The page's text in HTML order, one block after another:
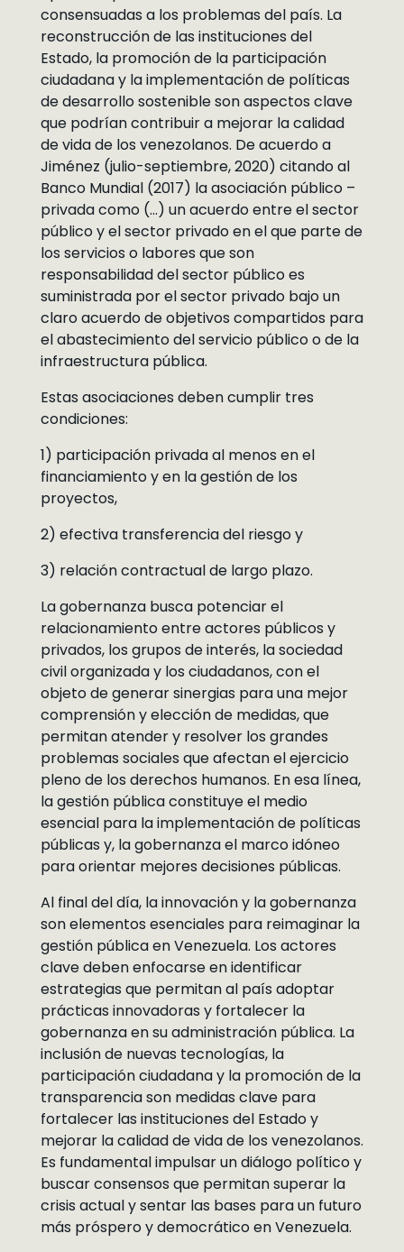
consensuadas a los problemas del país. La
reconstrucción de las instituciones del
Estado, la promoción de la participación
ciudadana y la implementación de políticas
de desarrollo sostenible son aspectos clave
que podrían contribuir a mejorar la calidad
de vida de los venezolanos. De acuerdo a
Jiménez (julio-septiembre, 2020) citando al
Banco Mundial (2017) la asociación público –
privada como (…) un acuerdo entre el sector
público y el sector privado en el que parte de
los servicios o labores que son
responsabilidad del sector público es
suministrada por el sector privado bajo un
claro acuerdo de objetivos compartidos para
el abastecimiento del servicio público o de la
infraestructura pública.
Estas asociaciones deben cumplir tres
condiciones:
1) participación privada al menos en el
financiamiento y en la gestión de los
proyectos,
2) efectiva transferencia del riesgo y
3) relación contractual de largo plazo.
La gobernanza busca potenciar el
relacionamiento entre actores públicos y
privados, los grupos de interés, la sociedad
civil organizada y los ciudadanos, con el
objeto de generar sinergias para una mejor
comprensión y elección de medidas, que
permitan atender y resolver los grandes
problemas sociales que afectan el ejercicio
pleno de los derechos humanos. En esa línea,
la gestión pública constituye el medio
esencial para la implementación de políticas
públicas y, la gobernanza el marco idóneo
para orientar mejores decisiones públicas.
Al final del día, la innovación y la gobernanza
son elementos esenciales para reimaginar la
gestión pública en Venezuela. Los actores
clave deben enfocarse en identificar
estrategias que permitan al país adoptar
prácticas innovadoras y fortalecer la
gobernanza en su administración pública. La
inclusión de nuevas tecnologías, la
participación ciudadana y la promoción de la
transparencia son medidas clave para
fortalecer las instituciones del Estado y
mejorar la calidad de vida de los venezolanos.
Es fundamental impulsar un diálogo político y
buscar consensos que permitan superar la
crisis actual y sentar las bases para un futuro
más próspero y democrático en Venezuela.